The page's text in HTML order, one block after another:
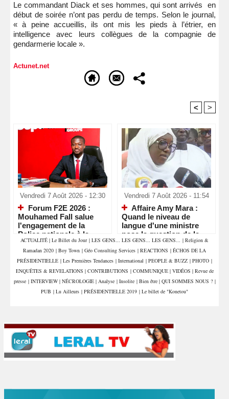
Le commandant Diack et ses hommes, qui sont arrivés en
début de soirée n’ont pas perdu de temps. Selon le journal,
« à peine accueillis, ils ont mis les pieds à l’étrier, en
intelligence avec leurs collègues de la compagnie de
gendarmerie locale ».
Actunet.net
< >
Vendredi 7 Août 2026 - 12:30
Forum F2E 2026 :
Mouhamed Fall salue
l'engagement de la
Police nationale à la
veille d'un rendez-vous
économique majeur
Vendredi 7 Août 2026 - 11:54
Affaire Amy Mara :
Quand le niveau de
langue d'une ministre
pose la question de la
compétence et de la
crédibilité de l'État
ACTUALITÉ | Le Billet du Jour | LES GENS... LES GENS... LES GENS... | Religion &
Ramadan 2020 | Boy Town | Géo Consulting Services | REACTIONS | ÉCHOS DE LA
PRÉSIDENTIELLE | Les Premières Tendances | International | PEOPLE & BUZZ | PHOTO |
ENQUÊTES & REVELATIONS | CONTRIBUTIONS | COMMUNIQUE | VIDÉOS | Revue de
presse | INTERVIEW | NÉCROLOGIE | Analyse | Insolite | Bien être | QUI SOMMES NOUS ? |
PUB | Lu Ailleurs | PRÉSIDENTIELLE 2019 | Le billet de "Konetou"